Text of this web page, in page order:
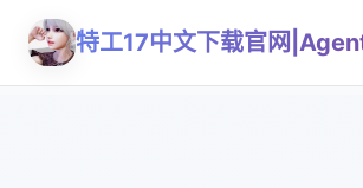
特工17中文下载官网